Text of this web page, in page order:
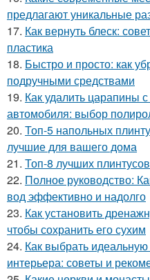
предлагают уникальные
17. Как вернуть блеск:
пластика
18. Быстро и просто: как
подручными средствами
19. Как удалить царапины
автомобиля: выбор
20. Топ-5 напольных
лучшие для вашего дома
21. Топ-8 лучших
22. Полное руководство:
вод эффективно и надолго
23. Как установить
чтобы сохранить его сухим
24. Как выбрать
интерьера: советы и